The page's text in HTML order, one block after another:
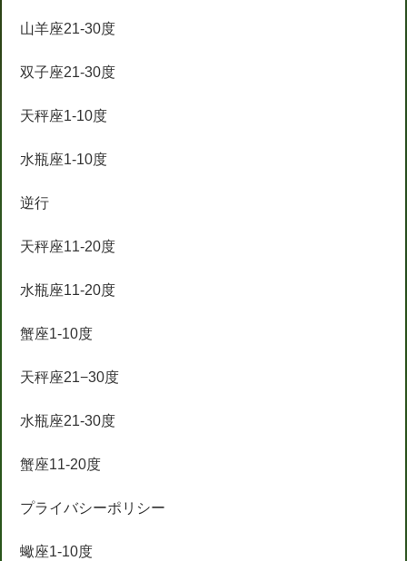
山羊座21-30度
双子座21-30度
天秤座1-10度
水瓶座1-10度
逆行
天秤座11-20度
水瓶座11-20度
蟹座1-10度
天秤座21−30度
水瓶座21-30度
蟹座11-20度
プライバシーポリシー
蠍座1-10度